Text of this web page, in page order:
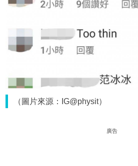
（圖片來源：IG@physit）
廣告